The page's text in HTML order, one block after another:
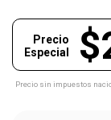
Precio
Especial
Precio sin impuestos